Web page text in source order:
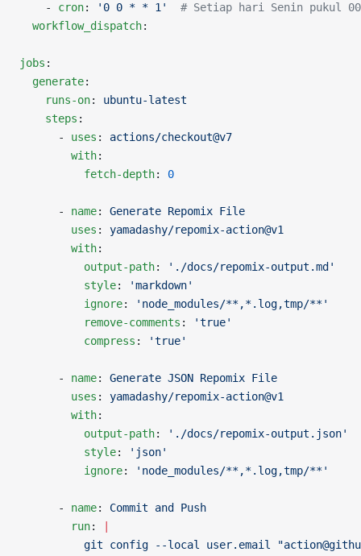
    -
cron: '0 0 * * 1'
# Setiap hari Senin pukul
  workflow_dispatch
:
jobs :
  generate
:
    runs-on
: ubuntu-latest
    steps
:
      -
uses : actions/checkout@v7
        with
:
          fetch-depth
: 0
      -
name: Generate Repomix File
        uses
: yamadashy/repomix-action@v1
        with
:
          output-path
:
'./docs/repomix-output.md'
          style
:
'markdown'
          ignore
:
'node_modules/**,*.log,tmp/**'
          remove-comments
:
'true'
          compress
: 'true'
      -
name: Generate JSON Repomix File
        uses
: yamadashy/repomix-action@v1
        with
:
          output-path
:
'./docs/repomix-output.json'
          style
:
'json'
          ignore
: 'node_modules/**,*.log,tmp/**'
      -
name: Commit and Push
        run
:
git config --local user.email